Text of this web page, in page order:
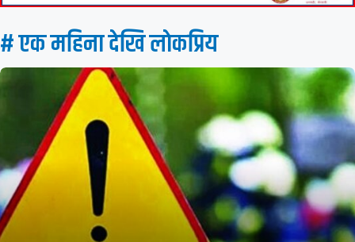
# एक महिना देखि लाेकप्रिय